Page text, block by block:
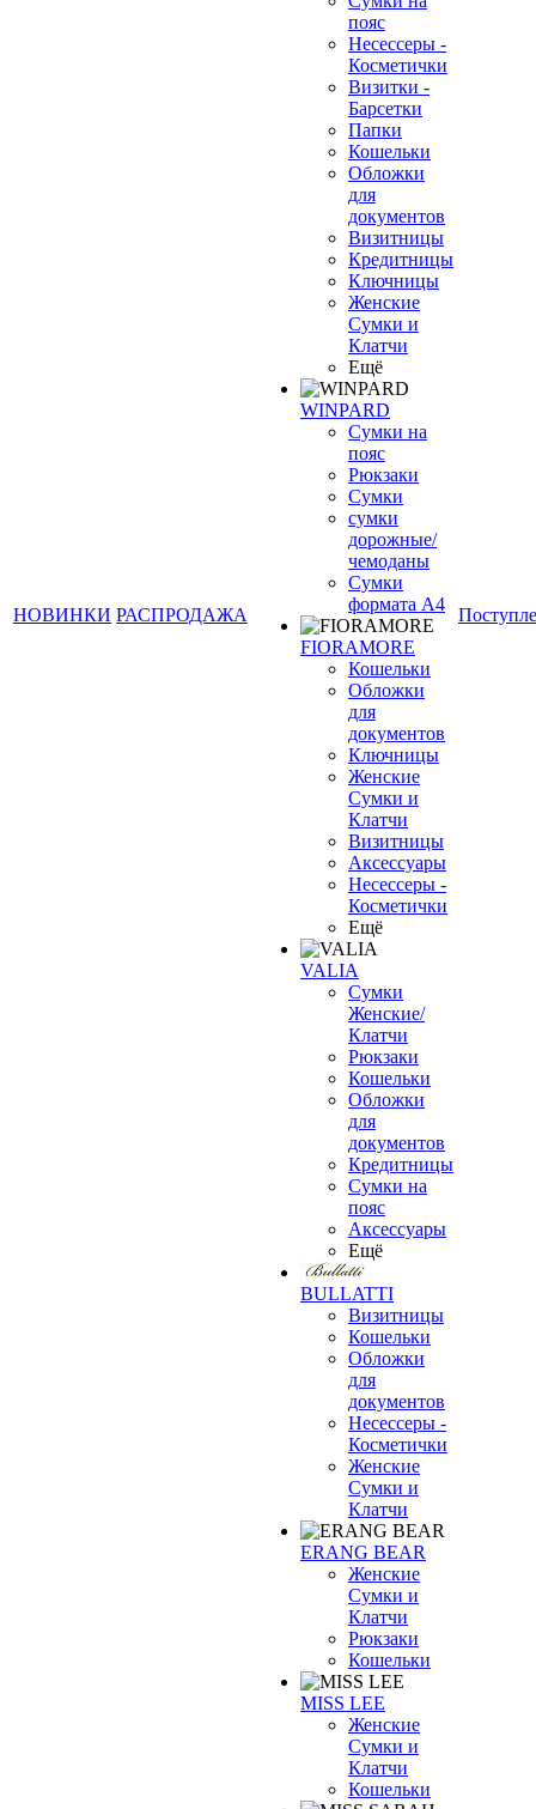
НОВИНКИ РАСПРОДАЖА
пояс
Несессеры -
Косметички
Визитки -
Барсетки
Папки
Кошельки
Обложки
для
документов
Визитницы
Кредитницы
Ключницы
Женские
Сумки и
Клатчи
Ещё
WINPARD
Сумки на
пояс
Рюкзаки
Сумки
сумки
дорожные/
чемоданы
Сумки
формата А4
FIORAMORE
Кошельки
Обложки
для
документов
Ключницы
Женские
Сумки и
Клатчи
Визитницы
Аксессуары
Несессеры -
Косметички
Ещё
VALIA
Сумки
Женские/
Клатчи
Рюкзаки
Кошельки
Обложки
для
документов
Кредитницы
Сумки на
пояс
Аксессуары
Ещё
BULLATTI
Визитницы
Кошельки
Обложки
для
документов
Несессеры -
Косметички
Женские
Сумки и
Клатчи
ERANG BEAR
Женские
Сумки и
Клатчи
Рюкзаки
Кошельки
MISS LEE
Женские
Сумки и
Клатчи
Кошельки